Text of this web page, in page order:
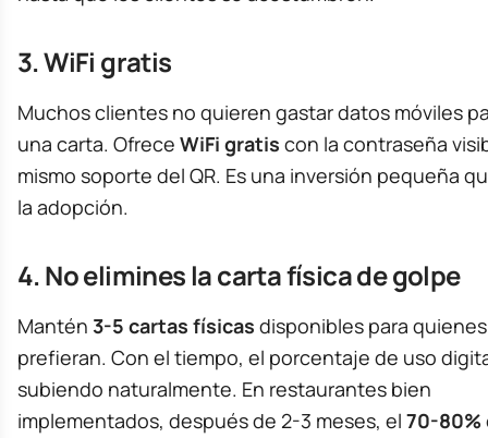
3. WiFi gratis
Muchos clientes no quieren gastar datos móviles
una carta. Ofrece WiFi gratis con la contraseña
mismo soporte del QR. Es una inversión pequeña
la adopción.
4. No elimines la carta física de golpe
Mantén 3-5 cartas físicas disponibles para
prefieran. Con el tiempo, el porcentaje de uso
subiendo naturalmente. En restaurantes bien
implementados, después de 2-3 meses, el 70-80%